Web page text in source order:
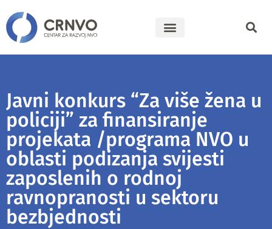
Javni konkurs “Za više žena u
policiji” za finansiranje
projekata /programa NVO u
oblasti podizanja svijesti
zaposlenih o rodnoj
ravnopranosti u sektoru
bezbjednosti